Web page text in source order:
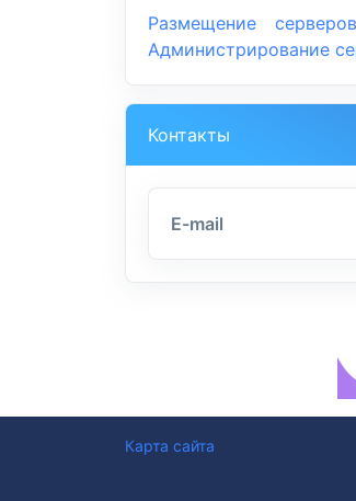
Размещение
Администрирование
Контакты
E-mail
Карта сайта